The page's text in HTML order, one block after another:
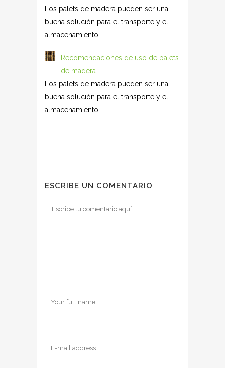
Los palets de madera pueden ser una
buena solución para el transporte y el
almacenamiento…
Recomendaciones de uso de palets
de madera
Los palets de madera pueden ser una
buena solución para el transporte y el
almacenamiento…
ESCRIBE UN COMENTARIO